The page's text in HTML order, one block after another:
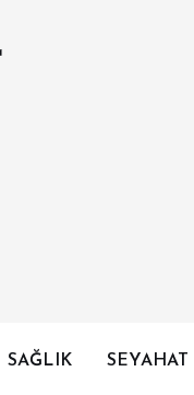
SAĞLIK SEYAHAT